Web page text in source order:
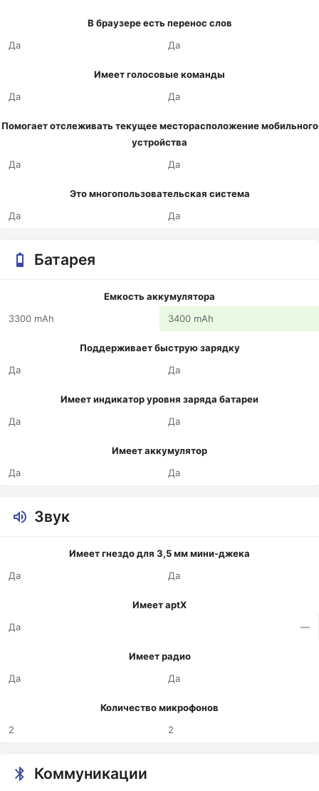
В браузере есть перенос слов
Да
Да
Имеет голосовые команды
Да
Да
Помогает отслеживать текущее месторасположение мобильного
устройства
Да
Да
Это многопользовательская система
Да
Да
Батарея
Емкость аккумулятора
3300 mAh
3400 mAh
Поддерживает быструю зарядку
Да
Да
Имеет индикатор уровня заряда батареи
Да
Да
Имеет аккумулятор
Да
Да
Звук
Имеет гнездо для 3,5 мм мини-джека
Да
Да
Имеет aptX
Да
—
Имеет радио
Да
Да
Количество микрофонов
2
2
Коммуникации